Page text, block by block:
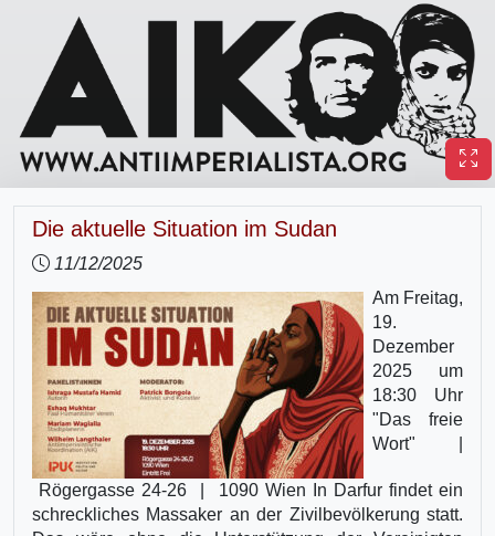
Die aktuelle Situation im Sudan
11/12/2025
Am Freitag,
19.
Dezember
2025 um
18:30 Uhr
"Das freie
Wort" |
Rögergasse 24-26 | 1090 Wien In Darfur findet ein
schreckliches Massaker an der Zivilbevölkerung statt.